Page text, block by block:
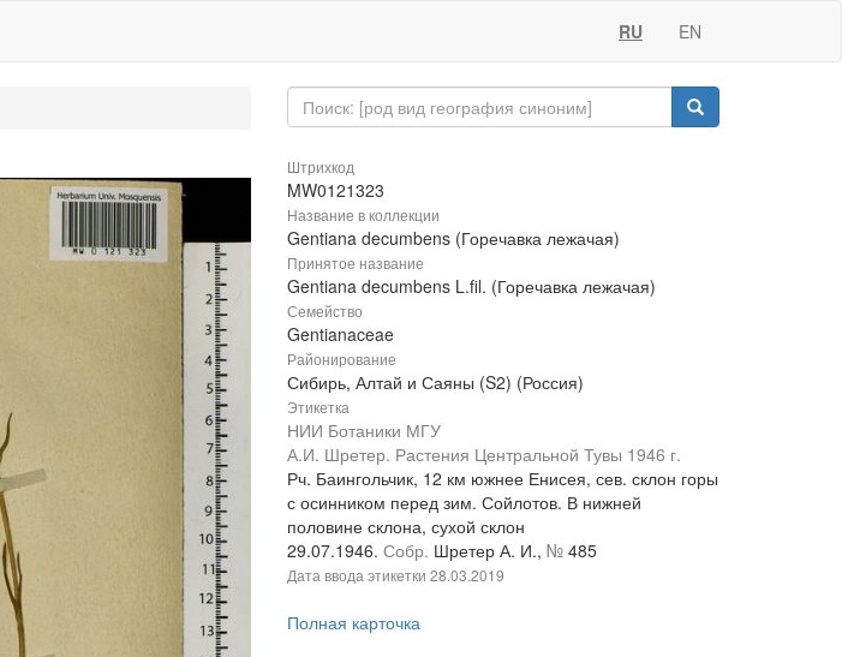
RU EN
Штрихкод
MW0121323
Название в коллекции
Gentiana decumbens (Горечавка лежачая)
Принятое название
Gentiana decumbens L.fil. (Горечавка лежачая)
Семейство
Gentianaceae
Районирование
Сибирь, Алтай и Саяны (S2) (Россия)
Этикетка
НИИ Ботаники МГУ
А.И. Шретер. Растения Центральной Тувы 1946 г.
Рч. Баингольчик, 12 км южнее Енисея, сев. склон горы
с осинником перед зим. Сойлотов. В нижней
половине склона, сухой склон
29.07.1946. Собр. Шретер А. И., № 485
Дата ввода этикетки 28.03.2019
Полная карточка